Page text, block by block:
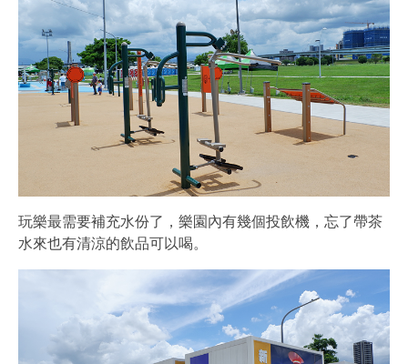
玩樂最需要補充水份了，樂園內有幾個投飲機，忘了帶茶
水來也有清涼的飲品可以喝。